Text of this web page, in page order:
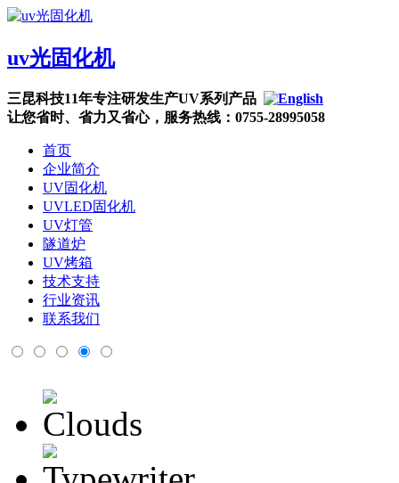
uv光固化机
三昆科技11年专注研发生产UV系列产品
让您省时、省力又省心，服务热线：0755-28995058
首页
企业简介
UV固化机
UVLED固化机
UV灯管
隧道炉
UV烤箱
技术支持
行业资讯
联系我们